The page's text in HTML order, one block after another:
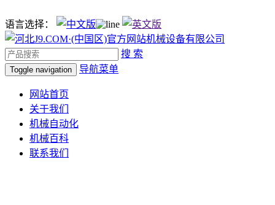
语言选择：
搜 索
Toggle navigation 导航菜单
网站首页
关于我们
机械自动化
机械百科
联系我们